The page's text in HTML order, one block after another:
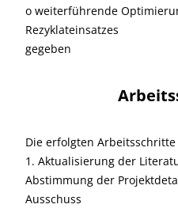
o weiterführende
Rezyklateinsatzes
gegeben
Die erfolgten
1. Aktualisierung der
Abstimmung der
Ausschuss